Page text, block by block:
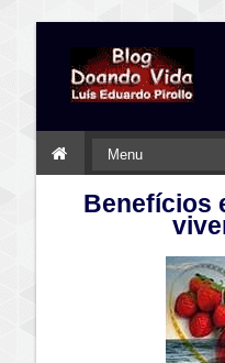
Benefícios